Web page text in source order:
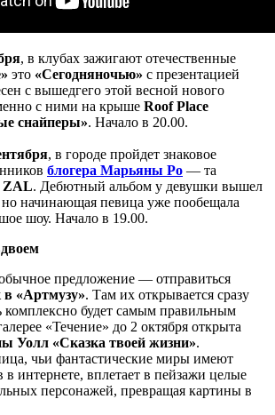
, в клубах зажигают отечественные
это «Сегодняночью» с презентацией
с вышедгего этой весной нового
с ними на крыше Roof Place
снайперы». Начало в 20.00.
, в городе пройдет знаковое
блогера Марьяны Ро — та
ZAL. Дебютный альбом у девушки вышел
начинающая певица уже пообещала
шоу. Начало в 19.00.
предложение — отправиться
«Артмузу». Там их открывается сразу
комплексно будет самым правильным
«Течение» до 2 октября открыта
Уолл «Сказка твоей жизни».
чьи фантастические миры имеют
в интернете, вплетает в пейзажи целые
персонажей, превращая картины в